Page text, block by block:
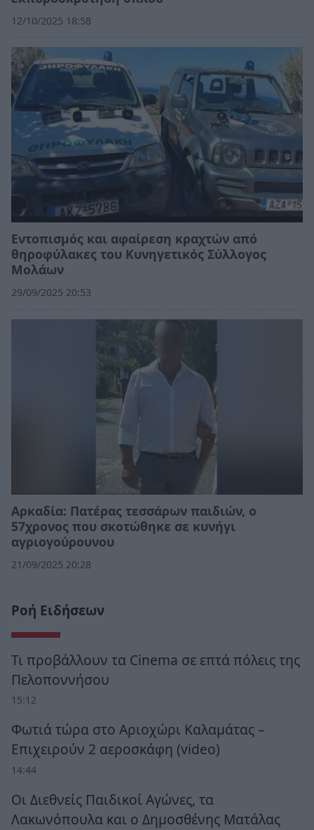
12/10/2025 18:58
Εντοπισμός και αφαίρεση κραχτών από
θηροφύλακες του Κυνηγετικός Σύλλογος
Μολάων
29/09/2025 20:53
Αρκαδία: Πατέρας τεσσάρων παιδιών, ο
57χρονος που σκοτώθηκε σε κυνήγι
αγριογούρουνου
21/09/2025 20:28
Ροή Ειδήσεων
Τι προβάλλουν τα Cinema σε επτά πόλεις της
Πελοποννήσου
15:12
Φωτιά τώρα στο Αριοχώρι Καλαμάτας –
Επιχειρούν 2 αεροσκάφη (video)
14:44
Οι Διεθνείς Παιδικοί Αγώνες, τα
Λακωνόπουλα και ο Δημοσθένης Ματάλας